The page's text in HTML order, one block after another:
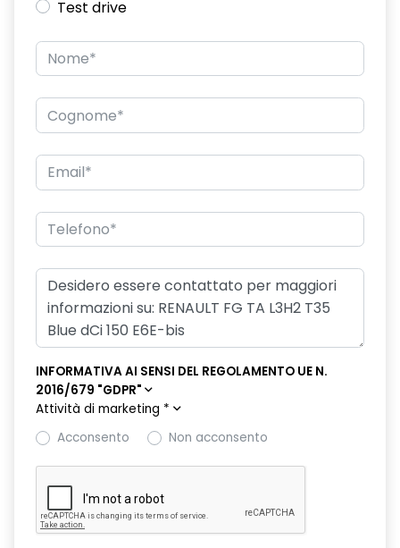
quadro strumenti analogico con driver display da 3,5'' b/w
riscaldamento addizionale per il passeggero
sistema di assistenza alla frenata AFU
sistema di monitoraggio pressione pneumatici - indiretto
Test drive
INFORMATIVA AI SENSI DEL REGOLAMENTO UE N.
2016/679 "GDPR"
Attività di marketing *
Acconsento
Non acconsento